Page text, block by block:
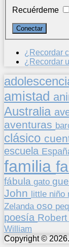
Recuérdeme
¿Recordar
¿Recordar
amistad
Australia
aventuras
clásico
escuela
familia
fábula gato
John little niño
Zelanda oso
poesía Robert
William
Copyright ©